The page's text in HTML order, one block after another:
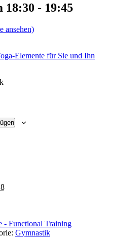
18:30 - 19:45
ansehen)
Elemente für Sie und Ihn
- Functional Training
Gymnastik